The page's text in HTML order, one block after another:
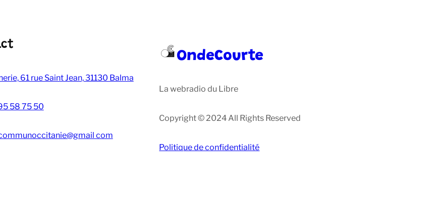
61 rue Saint Jean, 31130 Balma
58 75 50
com
OndeCourte
La webradio du Libre
Copyright © 2024 All Rights Reserved
Politique de confidentialité